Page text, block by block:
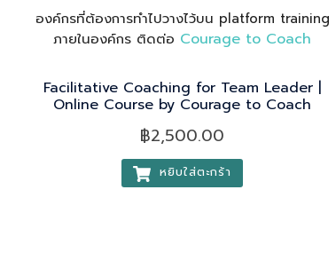
องค์กรที่ต้องการทำไปวางไว้บน platform training
ภายในองค์กร ติดต่อ Courage to Coach
Facilitative Coaching for Team Leader |
Online Course by Courage to Coach
฿2,500.00
หยิบใส่ตะกร้า